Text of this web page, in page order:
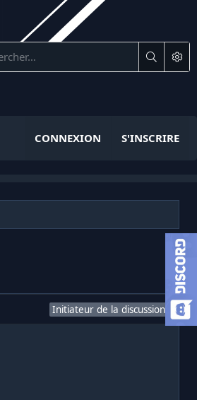
CONNEXION S'INSCRIRE
Initiateur de la discussion